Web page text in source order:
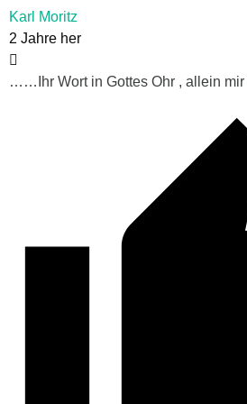
Karl Moritz
2 Jahre her
……Ihr Wort in Gottes Ohr , allein mir